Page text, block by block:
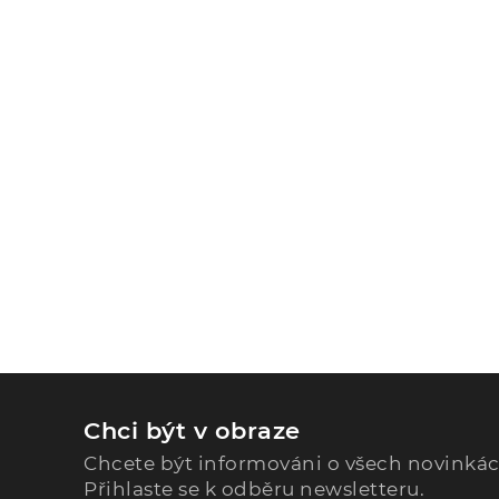
Chci být v obraze
Chcete být informováni o všech
Přihlaste se k odběru newsletteru.